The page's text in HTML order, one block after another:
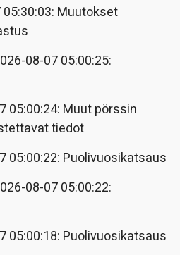
Muutokset
08-07 05:00:25:
05:00:24: Muut pörssin
tiedot
05:00:22: Puolivuosikatsaus
08-07 05:00:22:
05:00:18: Puolivuosikatsaus